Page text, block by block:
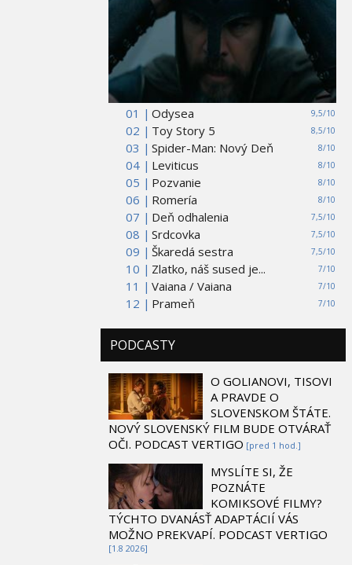
01 | 9,5/10
Odysea
02 |
8,5/10
Toy Story 5
03 |
8/10
Spider-Man: Nový Deň
04 |
8/10
Leviticus
05 |
8/10
Pozvanie
06 |
8/10
Romería
07 |
7,5/10
Deň odhalenia
08 |
7,5/10
Srdcovka
09 |
7,5/10
Škaredá sestra
10 |
7/10
Zlatko, náš sused je...
11 |
7/10
Vaiana / Vaiana
12 |
7/10
Prameň
PODCASTY
O GOLIANOVI, TISOVI
A PRAVDE O
SLOVENSKOM ŠTÁTE.
NOVÝ SLOVENSKÝ FILM BUDE OTVÁRAŤ
OČI. PODCAST VERTIGO [pred 1 hod.]
MYSLÍTE SI, ŽE
POZNÁTE
KOMIKSOVÉ FILMY?
TÝCHTO DVANÁSŤ ADAPTÁCIÍ VÁS
MOŽNO PREKVAPÍ. PODCAST VERTIGO
[1.8 2026]